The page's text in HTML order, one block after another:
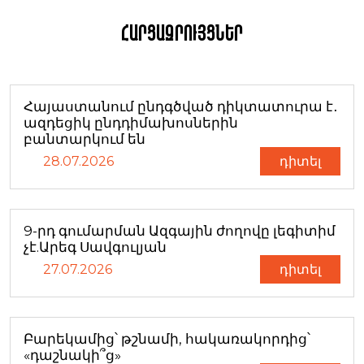
Հարցազրույցներ
Հայաստանում ընդգծված դիկտատուրա է․
ազդեցիկ ընդդիմախոսներին
բանտարկում են
28.07.2026 դիտել
9-րդ գումարման Ազգային ժողովը լեգիտիմ
չէ.Արեգ Սավգուլյան
27.07.2026 դիտել
Բարեկամից՝ թշնամի, հակառակորդից՝
«դաշնակի՞ց»